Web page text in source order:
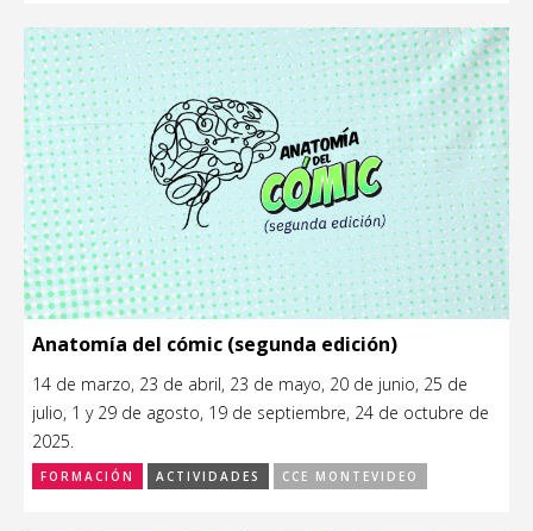
Anatomía del cómic (segunda edición)
14 de marzo, 23 de abril, 23 de mayo, 20 de junio, 25 de
julio, 1 y 29 de agosto, 19 de septiembre, 24 de octubre de
2025.
FORMACIÓN ACTIVIDADES CCE MONTEVIDEO